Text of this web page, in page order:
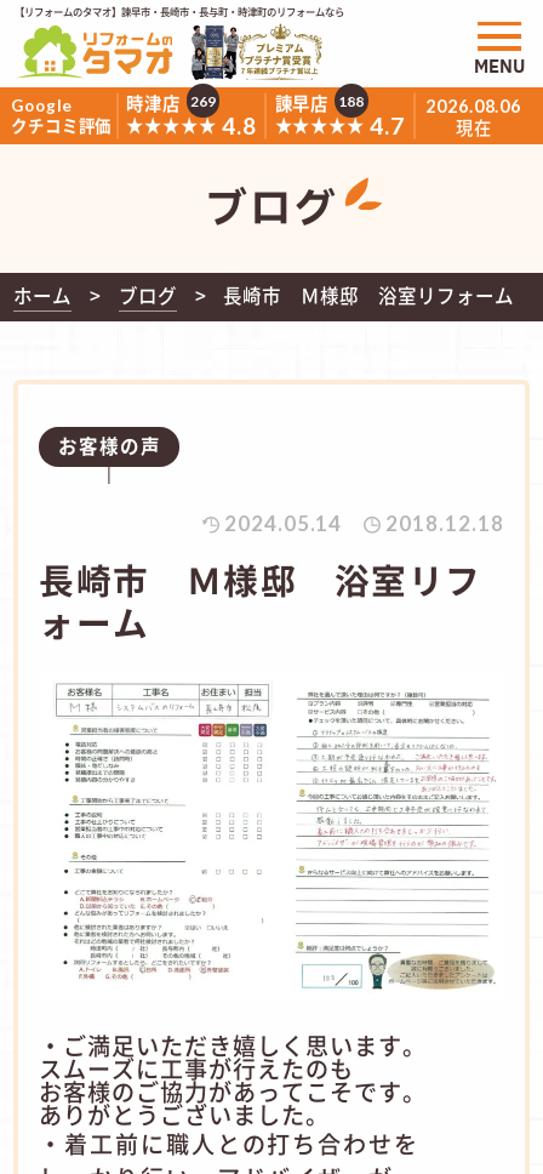
【リフォームのタマオ】諫早市・長崎市・長与町・時津町のリフォームなら
Google
クチコミ評価
時津店
★★★★★ 4.8
269
諫早店
★★★★★ 4.7
188 2026.08.06
現在
MENU
ブログ
ホーム ブログ 長崎市 Ｍ様邸 浴室リフォーム
お客様の声
2024.05.14 2018.12.18
長崎市 Ｍ様邸 浴室リフ
ォーム
・ご満足いただき嬉しく思います。
スムーズに工事が行えたのも
お客様のご協力があってこそです。
ありがとうございました。
・着工前に職人との打ち合わせを